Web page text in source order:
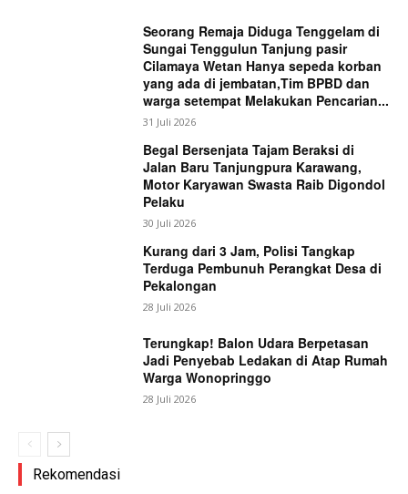
Seorang Remaja Diduga Tenggelam di
Sungai Tenggulun Tanjung pasir
Cilamaya Wetan Hanya sepeda korban
yang ada di jembatan,Tim BPBD dan
warga setempat Melakukan Pencarian...
31 Juli 2026
Begal Bersenjata Tajam Beraksi di
Jalan Baru Tanjungpura Karawang,
Motor Karyawan Swasta Raib Digondol
Pelaku
30 Juli 2026
Kurang dari 3 Jam, Polisi Tangkap
Terduga Pembunuh Perangkat Desa di
Pekalongan
28 Juli 2026
Terungkap! Balon Udara Berpetasan
Jadi Penyebab Ledakan di Atap Rumah
Warga Wonopringgo
28 Juli 2026
Rekomendasi